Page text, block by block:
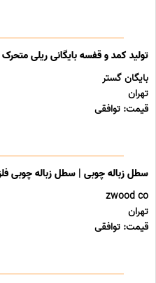
تولید کمد و قفسه بایگانی ریلی متحرک
بایگان گستر
تهران
قیمت: توافقی
سطل زباله چوبی | سطل زباله چوبی
zwood co
تهران
قیمت: توافقی